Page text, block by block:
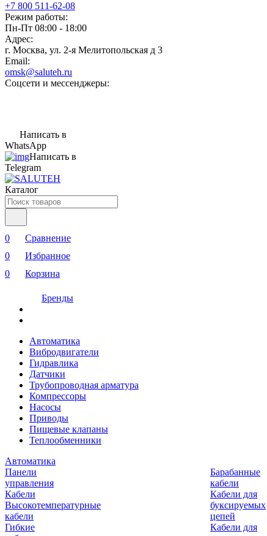
+7 800 511-62-08
Режим работы:
Пн-Пт 08:00 - 18:00
Адрес:
г. Москва, ул. 2-я Мелитопольская д 3
Email:
omsk@saluteh.ru
Соцсети и мессенджеры:
Написать в
WhatsApp
Написать в
Telegram
Каталог
0
Сравнение
0
Избранное
0
Корзина
Бренды
Автоматика
Вибродвигатели
Гидравлика
Датчики
Трубопроводная арматура
Компрессоры
Насосы
Приводы
Пищевые клапаны
Теплообменники
Автоматика
Панели
управления
Кабели
Высокотемпературные
кабели
Гибкие
Барабанные
кабели
Кабели для
буксируемых
цепей
Кабели для